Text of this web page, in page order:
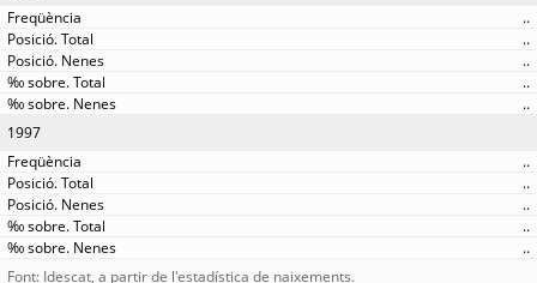
..
..
..
..
..
1997
..
..
..
..
..
Font: Idescat, a partir de l'estadística de naixements.